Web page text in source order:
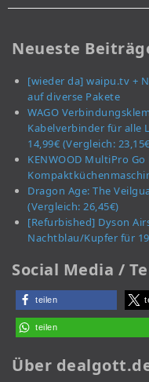
Neueste
[wieder da] waipu.tv +
auf diverse Pakete
WAGO
Kabelverbinder für alle
14,99€ (Vergleich:
KENWOOD MultiPro Go
Dragon Age: The
(Vergleich: 26,45€)
[Refurbished] Dyson
Nachtblau/Kupfer für
Social Media /
teilen
teilen
Über